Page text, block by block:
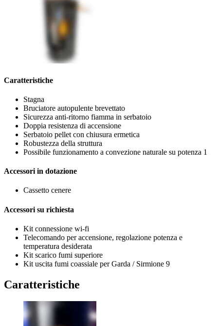
Caratteristiche
Stagna
Bruciatore autopulente brevettato
Sicurezza anti-ritorno fiamma in serbatoio
Doppia resistenza di accensione
Serbatoio pellet con chiusura ermetica
Robustezza della struttura
Possibile funzionamento a convezione naturale su potenza 1
Accessori in dotazione
Cassetto cenere
Accessori su richiesta
Kit connessione wi-fi
Telecomando per accensione, regolazione potenza e
temperatura desiderata
Kit scarico fumi superiore
Kit uscita fumi coassiale per Garda / Sirmione 9
Caratteristiche